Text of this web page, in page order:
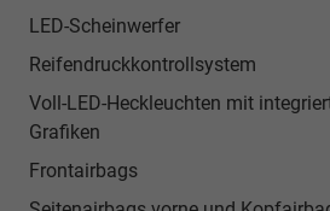
LED-Scheinwerfer
Reifendruckkontrollsystem
Voll-LED-Heckleuchten mit
Grafiken
Frontairbags